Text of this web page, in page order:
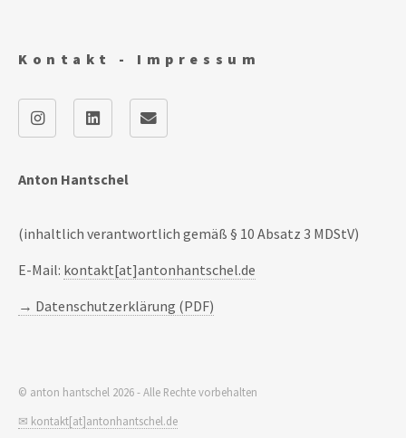
Kontakt - Impressum
Anton Hantschel
(inhaltlich verantwortlich gemäß § 10 Absatz 3 MDStV)
E-Mail: kontakt[at]antonhantschel.de
→ Datenschutzerklärung (PDF)
© anton hantschel 2026 - Alle Rechte vorbehalten
✉ kontakt[at]antonhantschel.de